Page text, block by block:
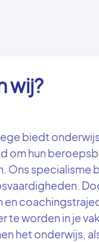
wij?
biedt
om hun
Ons specialisme
en
te worden in je
het onderwijs,